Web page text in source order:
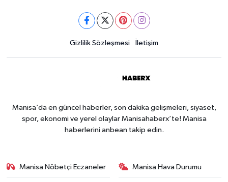
Gizlilik Sözleşmesi İletişim
Manisa’da en güncel haberler, son dakika gelişmeleri, siyaset,
spor, ekonomi ve yerel olaylar Manisahaberx’te! Manisa
haberlerini anbean takip edin.
Manisa Nöbetçi Eczaneler Manisa Hava Durumu